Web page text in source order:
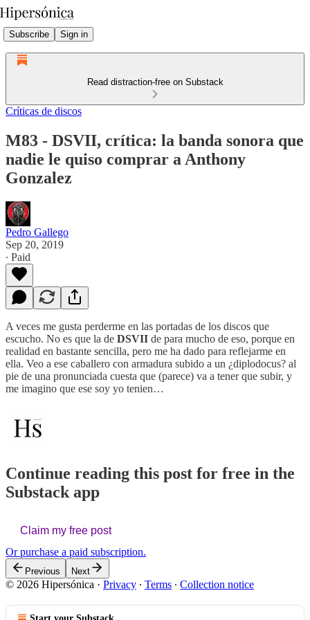
Subscribe Sign in
Read distraction-free on Substack
Críticas de discos
M83 - DSVII, crítica: la banda sonora que
nadie le quiso comprar a Anthony
Gonzalez
Pedro Gallego
Sep 20, 2019
∙ Paid
A veces me gusta perderme en las portadas de los discos que
escucho. No es que la de DSVII de para mucho de eso, porque en
realidad en bastante sencilla, pero me ha dado para reflejarme en
ella. Veo a ese caballero con armadura subido a un ¿diplodocus? al
pie de una pronunciada cuesta que (parece) va a tener que subir, y
me imagino que ese soy yo tenien…
Continue reading this post for free in the
Substack app
Claim my free post
Or purchase a paid subscription.
Previous Next
© 2026 Hipersónica · Privacy ∙ Terms ∙ Collection notice